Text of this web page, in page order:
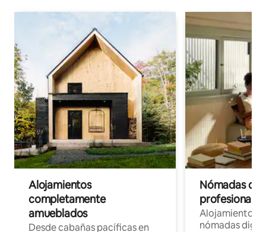
Alojamientos
completamente
amueblados
Desde cabañas pacíficas en
Nómadas
Alojamientos
nómadas